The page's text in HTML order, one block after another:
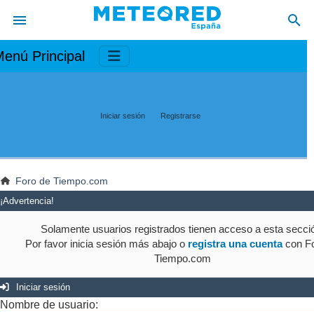
Principal
Iniciar sesión Registrarse
Foro de Tiempo.com
¡Advertencia!
Solamente usuarios registrados tienen acceso a esta
Por favor inicia sesión más abajo o registra una cuentacon
Tiempo.com
Iniciar sesión
Nombre de usuario: